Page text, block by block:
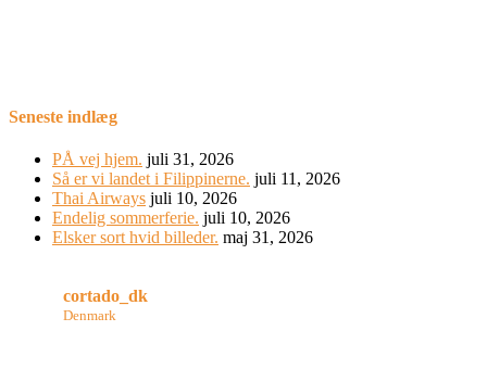
Seneste indlæg
PÅ vej hjem. juli 31, 2026
Så er vi landet i Filippinerne. juli 11, 2026
Thai Airways juli 10, 2026
Endelig sommerferie. juli 10, 2026
Elsker sort hvid billeder. maj 31, 2026
cortado_dk
Denmark